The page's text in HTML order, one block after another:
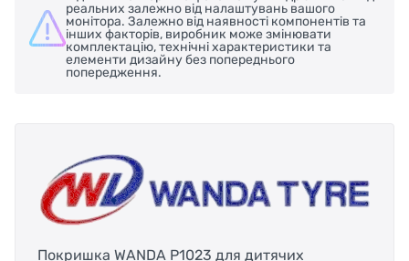
реальних залежно від налаштувань вашого
монітора. Залежно від наявності компонентів та
інших факторів, виробник може змінювати
комплектацію, технічні характеристики та
елементи дизайну без попереднього
попередження.
Покришка WANDA P1023 для дитячих